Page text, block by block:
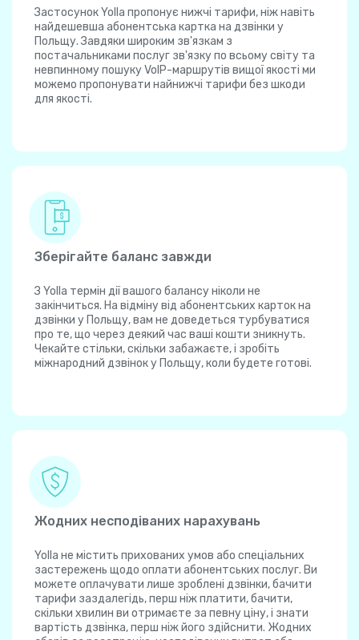
Застосунок Yolla пропонує нижчі тарифи, ніж навіть
найдешевша абонентська картка на дзвінки у
Польщу. Завдяки широким зв'язкам з
постачальниками послуг зв'язку по всьому світу та
невпинному пошуку VoIP-маршрутів вищої якості ми
можемо пропонувати найнижчі тарифи без шкоди
для якості.
Зберігайте баланс завжди
З Yolla термін дії вашого балансу ніколи не
закінчиться. На відміну від абонентських карток на
дзвінки у Польщу, вам не доведеться турбуватися
про те, що через деякий час ваші кошти зникнуть.
Чекайте стільки, скільки забажаєте, і зробіть
міжнародний дзвінок у Польщу, коли будете готові.
Жодних несподіваних нарахувань
Yolla не містить прихованих умов або спеціальних
застережень щодо оплати абонентських послуг. Ви
можете оплачувати лише зроблені дзвінки, бачити
тарифи заздалегідь, перш ніж платити, бачити,
скільки хвилин ви отримаєте за певну ціну, і знати
вартість дзвінка, перш ніж його здійснити. Жодних